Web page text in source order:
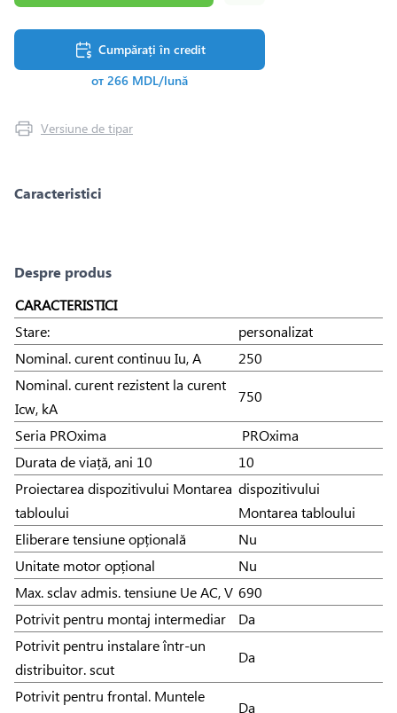
Cumpărați în credit
от 266 MDL/lună
Versiune de tipar
Caracteristici
Despre produs
CARACTERISTICI
Stare:
personalizat
Nominal. curent continuu Iu, A
250
Nominal. curent rezistent la curent
Icw, kA
750
Seria PROxima
PROxima
Durata de viață, ani 10
10
Proiectarea dispozitivului Montarea
tabloului
dispozitivului
Montarea tabloului
Eliberare tensiune opțională
Nu
Unitate motor opțional
Nu
Max. sclav admis. tensiune Ue AC, V 690
Potrivit pentru montaj intermediar
Da
Potrivit pentru instalare într-un
distribuitor. scut
Da
Potrivit pentru frontal. Muntele
Da